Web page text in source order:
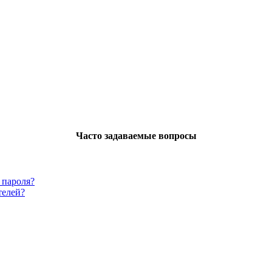
Часто задаваемые вопросы